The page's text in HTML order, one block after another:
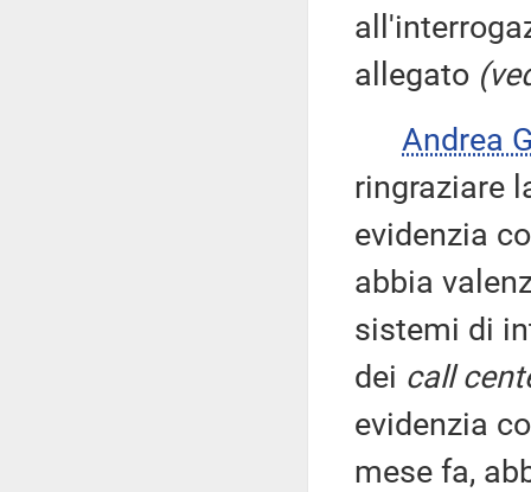
allegato
Andrea
ringraziare
evidenzia
abbia
sistemi di
dei call
evidenzia
mese fa,